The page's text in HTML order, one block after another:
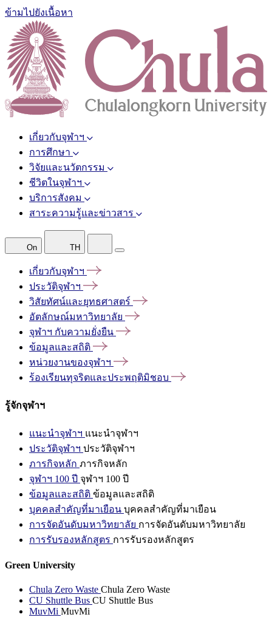
ข้ามไปยังเนื้อหา
เกี่ยวกับจุฬาฯ
การศึกษา
วิจัยและนวัตกรรม
ชีวิตในจุฬาฯ
บริการสังคม
สาระความรู้และข่าวสาร
On TH
เกี่ยวกับจุฬาฯ
ประวัติจุฬาฯ
วิสัยทัศน์และยุทธศาสตร์
อัตลักษณ์มหาวิทยาลัย
จุฬาฯ กับความยั่งยืน
ข้อมูลและสถิติ
หน่วยงานของจุฬาฯ
ร้องเรียนทุจริตและประพฤติมิชอบ
รู้จักจุฬาฯ
แนะนำจุฬาฯ แนะนำจุฬาฯ
ประวัติจุฬาฯ ประวัติจุฬาฯ
ภารกิจหลัก ภารกิจหลัก
จุฬาฯ 100 ปี จุฬาฯ 100 ปี
ข้อมูลและสถิติ ข้อมูลและสถิติ
บุคคลสำคัญที่มาเยือน บุคคลสำคัญที่มาเยือน
การจัดอันดับมหาวิทยาลัย การจัดอันดับมหาวิทยาลัย
การรับรองหลักสูตร การรับรองหลักสูตร
Green University
Chula Zero Waste Chula Zero Waste
CU Shuttle Bus CU Shuttle Bus
MuvMi MuvMi